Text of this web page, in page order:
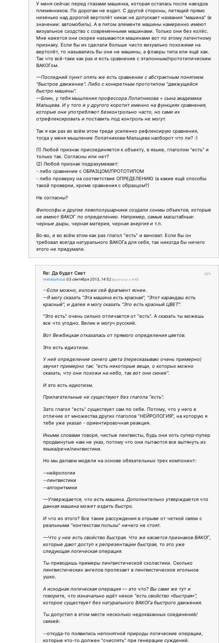
У меня сейчас перед глазами машинка, которая осталась после наездов
племянников. По дорогам не ездит. С другой стороны, летящий прямо
низенько над дорогой вертолёт никак не допускает названия "машина" (в
значении: автомобиль). А в пятом элементе машины намеренно имеют
визуальное сходство с современными машинами. Только они без колёс.
Мне кажется они скорее называются машинами вот по этому латентному
признаку. Если бы их сделали больше чисто визуально похожими на
вертолёт, то назывались бы они не машины, а флаеры типа или ещё как.
Так что всё-таки как раз и есть сравнение с эталонным/прототипическим
ВАКОГом.
—Последний пункт опять же есть сравнение с абстрактным понятием
"быстрое движение". Либо с конкретным прототипом "движущейся
быстро машины".
—Блин, у тебя мышления профессора Лопатникова + сына академика
Мальцева. И у того и у другого коротит именно на функциях сравнения,
которые они употребляют безконтрольно часто, но сами их
отрефлексировать и поставить под контроль не могут.
Так я как раз во всём этом треде усиленно рефлексирую сравнения,
тогда у меня мышление Лопатникова-Мальцева наоборот что ли? :)
(1) Любой признак присоединяется к объекту, в языке, глаголом "есть" и
только так. Согласны или нет?
(2) Любой признак подразумевает:
- либо сравнение с ОБРАЗЦОМ/ПРОТОТИПОМ
- либо проверку на соответствие ОПРЕДЕЛЕНИЮ (а какие ещё способы
такой проверки, кроме сравнения с образцом?)
Не согласны?
Философы и другие левополушарники создали сонмы объектов, которые
не имеют ВАКОГ по определению. Например, самые масштабные:
черные дыры, черная материя, черная энергия и т.п.
Во-во, и во всём этом как раз глагол "есть" и виноват. Если бы он
требовал всегда натурального ВАКОГа для себя, так никогда бы ничего
этого не придумали.
</>
Re: Да будет Свет
metanymous 03 сентября 2013, 14:52 (оригинал в ЖЖ)
--Если можно, изложи сей фрагмент яснее.
--Я могу сказать "Эта машина есть красная", "Этот карандаш есть
красный", и далее я могу сказать "Это есть красный ЦВЕТ".
"Это есть" очень сильно отличается от "есть". А сказать ты можешь
все что угодно. Велик и могуч русский.
Вот Вежбицкая отказалась от прямого определения цветов.
Это есть идиотизм.
У неё определение синего цвета (пересказываю очень примерно)
звучит примерно так: "есть некоторые вещи, о которых можно
сказать, что они похожи на небо, так вот они синие".
И это есть идиотизм.
Прилагательные не существуют без глагола "есть".
Зато глагол "есть" существует сам по себе. Потому, что у него в
отличие от множества других глаголов "НЕЙРОЛОГИЯ", на которую я
тебе уже указал - ориентировочная реакция.
Иными словами говоря, чистые лингвисты, будь они хоть супер-пупер
продвинутые нам не указ, потому что они пытаются все вытянуть из
языка/речи/лингвистики.
Но мы делаем модели на основе обязательных трех компонент:
--нейрологии
--лингвистики
--алгоритмики
—Утверждается, что есть машина. Дополнительно утверждается что
данная машина может ездить быстро.
И что из этого? Все такие рассуждения в отрыве от четкой связи с
реальными "контекстам пользы" ничего не стоят.
—Что у нее есть свойство быстрая. Что же касается признаков ВАКОГ,
которые дают доступ к репрезентации быстрая, то это уже
следующая логическая операция.
Ты приводишь примеры лингвистической схоластики. Сколько
лингвистических ангелов пролезает в лингвистическое игольное
ушко.
А исходная логическая операция — это что? Вы сами же тут и
говорите, что изначально идёт некое "есть свойство «быстрая»",
которое существует без натурального ВАКОГа быстрого движения.
Ты допустил в этом месте несколько недоказанных соединений/
связей:
--откуда-то появились непонятной природы логические операции,
которые кто-то должен "счислять" при генерации суждений.